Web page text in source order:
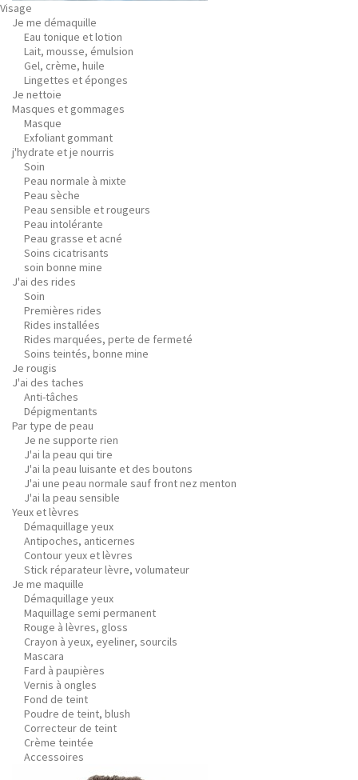
Visage
Je me démaquille
Eau tonique et lotion
Lait, mousse, émulsion
Gel, crème, huile
Lingettes et éponges
Je nettoie
Masques et gommages
Masque
Exfoliant gommant
j'hydrate et je nourris
Soin
Peau normale à mixte
Peau sèche
Peau sensible et rougeurs
Peau intolérante
Peau grasse et acné
Soins cicatrisants
soin bonne mine
J'ai des rides
Soin
Premières rides
Rides installées
Rides marquées, perte de fermeté
Soins teintés, bonne mine
Je rougis
J'ai des taches
Anti-tâches
Dépigmentants
Par type de peau
Je ne supporte rien
J'ai la peau qui tire
J'ai la peau luisante et des boutons
J'ai une peau normale sauf front nez menton
J'ai la peau sensible
Yeux et lèvres
Démaquillage yeux
Antipoches, anticernes
Contour yeux et lèvres
Stick réparateur lèvre, volumateur
Je me maquille
Démaquillage yeux
Maquillage semi permanent
Rouge à lèvres, gloss
Crayon à yeux, eyeliner, sourcils
Mascara
Fard à paupières
Vernis à ongles
Fond de teint
Poudre de teint, blush
Correcteur de teint
Crème teintée
Accessoires